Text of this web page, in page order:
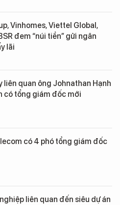
Vinhomes, Viettel Global,
đem “núi tiền” gửi ngân
lãi
liên quan ông Johnathan Hạnh
có tổng giám đốc mới
có 4 phó tổng giám đốc
liên quan đến siêu dự án